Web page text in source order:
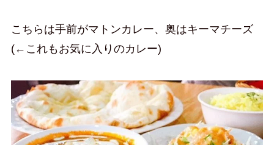
こちらは手前がマトンカレー、奥はキーマチーズ
(←これもお気に入りのカレー)